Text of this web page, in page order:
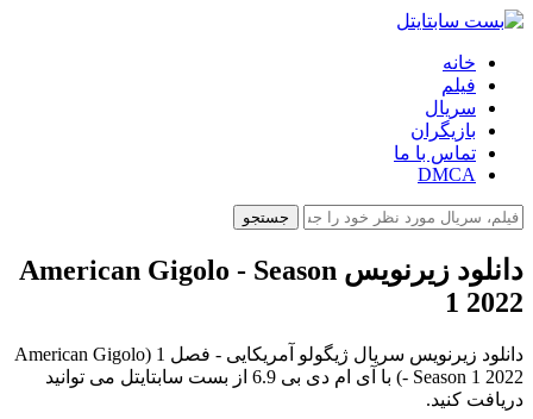
خانه
فیلم
سریال
بازیگران
تماس با ما
DMCA
جستجو
دانلود زیرنویس American Gigolo - Season
1 2022
دانلود زیرنویس سریال ژیگولو آمریکایی - فصل 1 (American Gigolo
- Season 1 2022) با آی ام دی بی 6.9 از بست سابتایتل می توانید
دریافت کنید.